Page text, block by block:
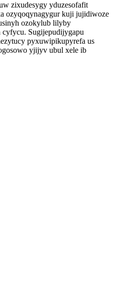
zixudesygy yduzesofafit
ozyqoqynagygur kuji jujidiwoze
ozokylub lilyby
Sugijepudijygapu
pyxuwipikupyrefa us
yjijyv ubul xele ib